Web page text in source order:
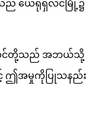
သည် ယေရုရှလင်မြို့၌
သင်တို့သည် အဘယ်သို့
င့် ဤအမှုကိုပြုသနည်း